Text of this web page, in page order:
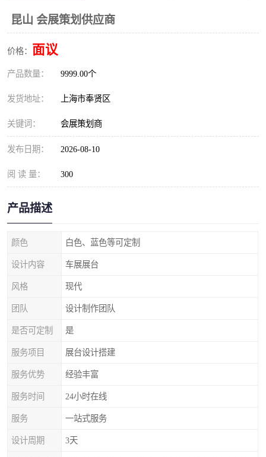
昆山 会展策划供应商
价格： 面议
产品数量： 9999.00个
发货地址： 上海市奉贤区
关键词： 会展策划商
发布日期： 2026-08-10
阅 读 量： 300
产品描述
颜色 白色、蓝色等可定制
设计内容 车展展台
风格 现代
团队 设计制作团队
是否可定制 是
服务项目 展台设计搭建
服务优势 经验丰富
服务时间 24小时在线
服务 一站式服务
设计周期 3天